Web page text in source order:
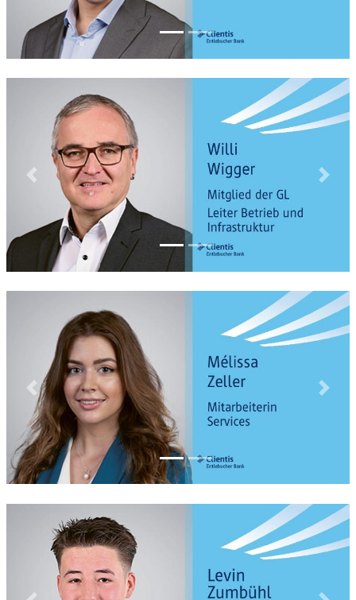
Previous Next
Previous Next